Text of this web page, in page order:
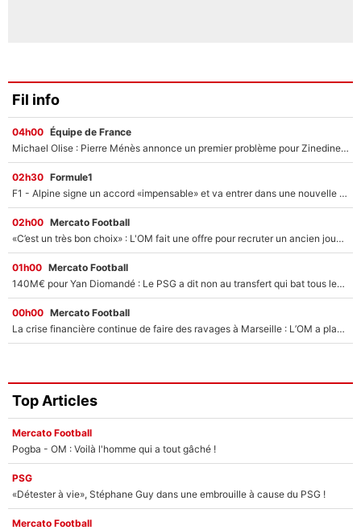
Fil info
04h00 Équipe de France
Michael Olise : Pierre Ménès annonce un premier problème pour Zinedine Zidane en équipe de France
02h30 Formule1
F1 - Alpine signe un accord «impensable» et va entrer dans une nouvelle dimension : Grande nouvelle pour Pierre Gasly !
02h00 Mercato Football
«C’est un très bon choix» : L'OM fait une offre pour recruter un ancien joueur du PSG... et c'est validé dans l'After Foot !
01h00 Mercato Football
140M€ pour Yan Diomandé : Le PSG a dit non au transfert qui bat tous les records sur le mercato
00h00 Mercato Football
La crise financière continue de faire des ravages à Marseille : L’OM a placé 12 joueurs sur le marché des transferts… et ça pourrait lui rapporter près de 100M€ !
Top Articles
Mercato Football
Pogba - OM : Voilà l'homme qui a tout gâché !
PSG
«Détester à vie», Stéphane Guy dans une embrouille à cause du PSG !
Mercato Football